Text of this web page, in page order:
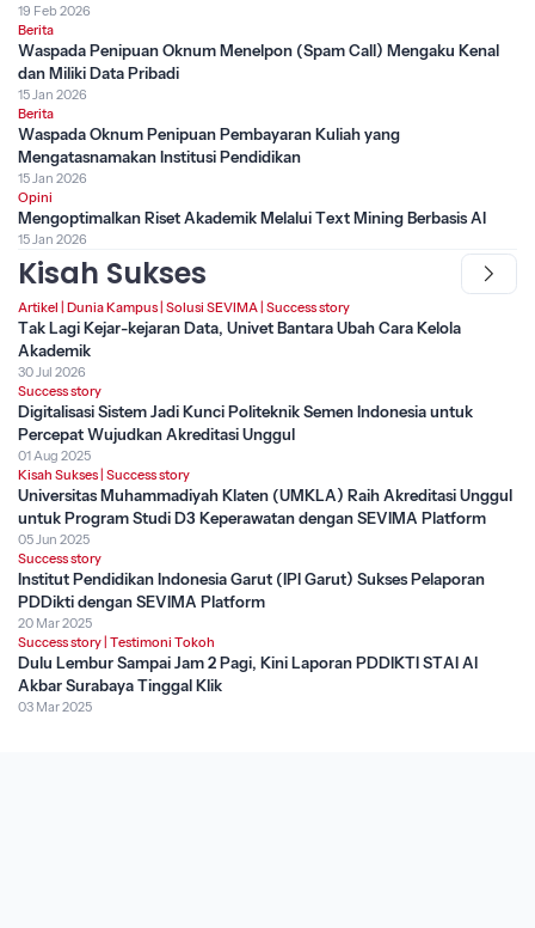
19 Feb 2026
Berita
Waspada Penipuan Oknum Menelpon (Spam Call) Mengaku Kenal
dan Miliki Data Pribadi
15 Jan 2026
Berita
Waspada Oknum Penipuan Pembayaran Kuliah yang
Mengatasnamakan Institusi Pendidikan
15 Jan 2026
Opini
Mengoptimalkan Riset Akademik Melalui Text Mining Berbasis AI
15 Jan 2026
Kisah Sukses
Artikel | Dunia Kampus | Solusi SEVIMA | Success story
Tak Lagi Kejar-kejaran Data, Univet Bantara Ubah Cara Kelola
Akademik
30 Jul 2026
Success story
Digitalisasi Sistem Jadi Kunci Politeknik Semen Indonesia untuk
Percepat Wujudkan Akreditasi Unggul
01 Aug 2025
Kisah Sukses | Success story
Universitas Muhammadiyah Klaten (UMKLA) Raih Akreditasi Unggul
untuk Program Studi D3 Keperawatan dengan SEVIMA Platform
05 Jun 2025
Success story
Institut Pendidikan Indonesia Garut (IPI Garut) Sukses Pelaporan
PDDikti dengan SEVIMA Platform
20 Mar 2025
Success story | Testimoni Tokoh
Dulu Lembur Sampai Jam 2 Pagi, Kini Laporan PDDIKTI STAI Al
Akbar Surabaya Tinggal Klik
03 Mar 2025